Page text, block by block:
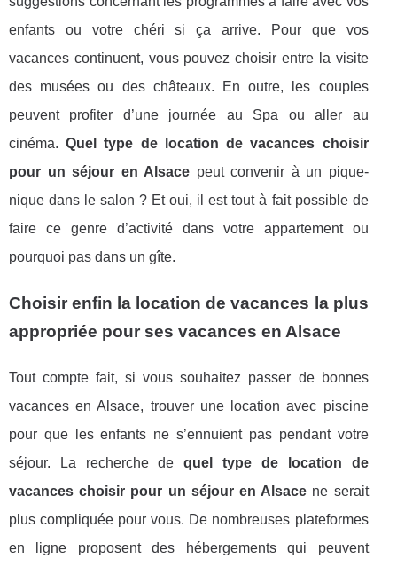
enfants ou votre chéri si ça arrive. Pour que vos
vacances continuent, vous pouvez choisir entre la visite
des musées ou des châteaux. En outre, les couples
peuvent profiter d’une journée au Spa ou aller au
cinéma.Quel type de location de vacances choisir
pour un séjour en Alsace peut convenir à un pique-
nique dans le salon ? Et oui, il est tout à fait possible de
faire ce genre d’activité dans votre appartement ou
pourquoi pas dans un gîte.
Choisir enfin la location de vacances la plus
appropriée pour ses vacances en Alsace
Tout compte fait, si vous souhaitez passer de bonnes
vacances en Alsace, trouver une location avec piscine
pour que les enfants ne s’ennuient pas pendant votre
séjour. La recherche dequel type de location de
vacances choisir pour un séjour en Alsace ne serait
plus compliquée pour vous. De nombreuses plateformes
en ligne proposent des hébergements qui peuvent